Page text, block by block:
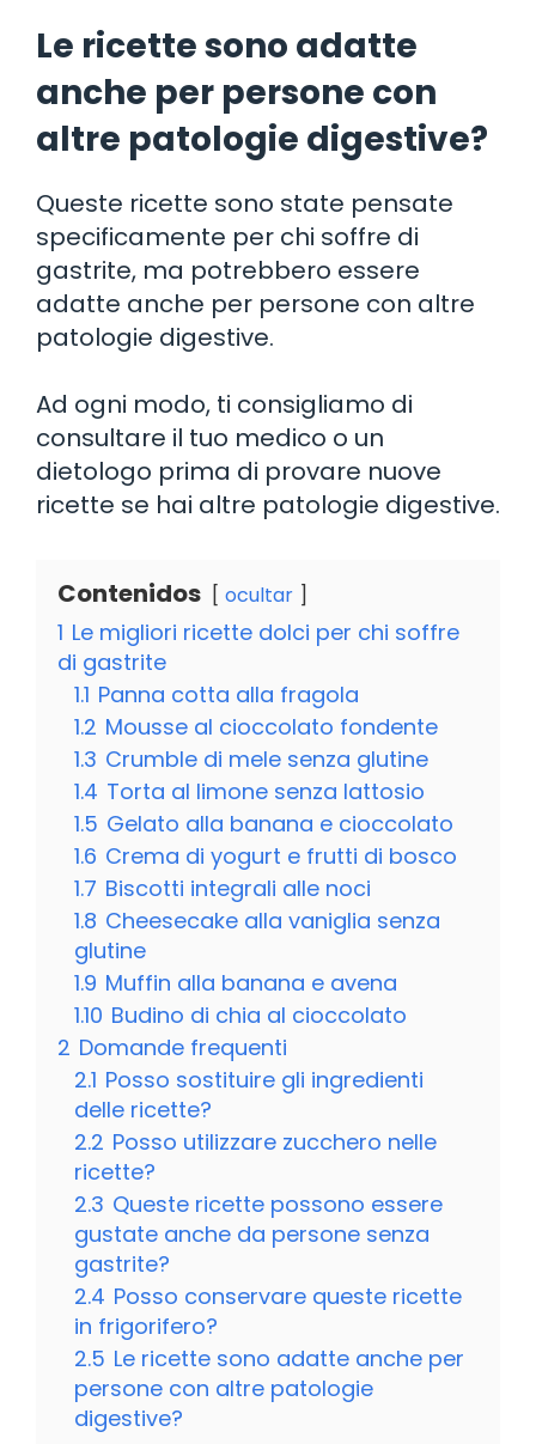
Le ricette sono adatte
anche per persone con
altre patologie digestive?
Queste ricette sono state pensate
specificamente per chi soffre di
gastrite, ma potrebbero essere
adatte anche per persone con altre
patologie digestive.
Ad ogni modo, ti consigliamo di
consultare il tuo medico o un
dietologo prima di provare nuove
ricette se hai altre patologie digestive.
Contenidos ocultar
1 Le migliori ricette dolci per chi soffre
di gastrite
1.1 Panna cotta alla fragola
1.2 Mousse al cioccolato fondente
1.3 Crumble di mele senza glutine
1.4 Torta al limone senza lattosio
1.5 Gelato alla banana e cioccolato
1.6 Crema di yogurt e frutti di bosco
1.7 Biscotti integrali alle noci
1.8 Cheesecake alla vaniglia senza
glutine
1.9 Muffin alla banana e avena
1.10 Budino di chia al cioccolato
2 Domande frequenti
2.1 Posso sostituire gli ingredienti
delle ricette?
2.2 Posso utilizzare zucchero nelle
ricette?
2.3 Queste ricette possono essere
gustate anche da persone senza
gastrite?
2.4 Posso conservare queste ricette
in frigorifero?
2.5 Le ricette sono adatte anche per
persone con altre patologie
digestive?